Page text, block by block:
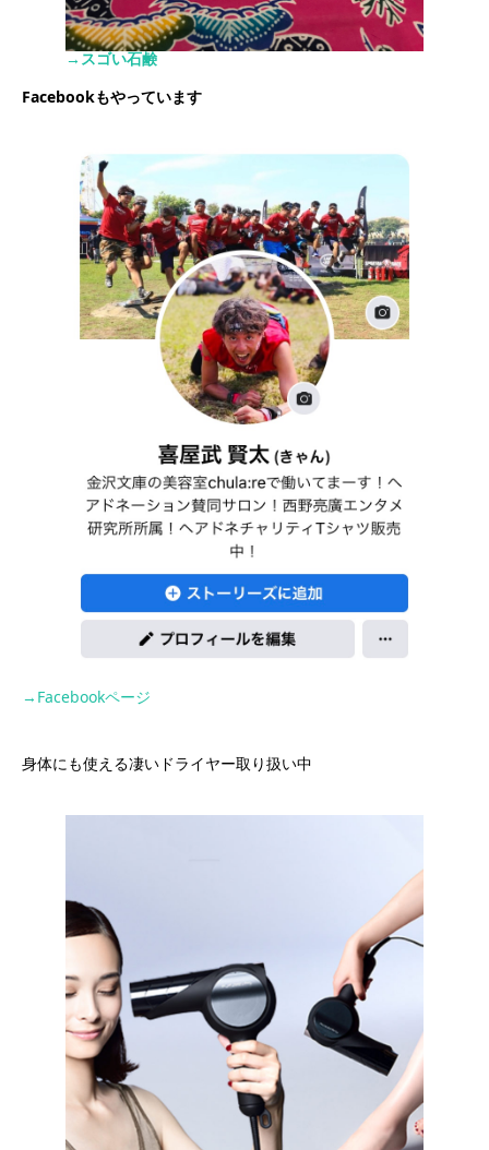
→スゴい石鹸
Facebookもやっています
→Facebookページ
身体にも使える凄いドライヤー取り扱い中